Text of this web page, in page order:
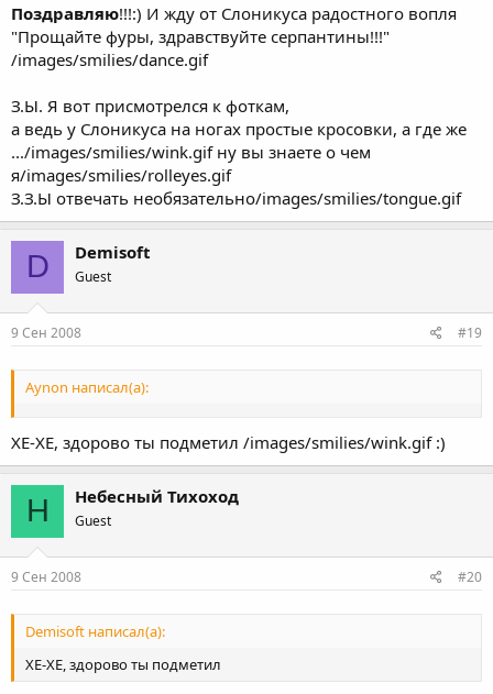
Поздравляю!!!:) И жду от Слоникуса радостного вопля
"Прощайте фуры, здравствуйте серпантины!!!"
/images/smilies/dance.gif
З.Ы. Я вот присмотрелся к фоткам,
а ведь у Слоникуса на ногах простые кросовки, а где же
.../images/smilies/wink.gif ну вы знаете о чем
я/images/smilies/rolleyes.gif
З.З.Ы отвечать необязательно/images/smilies/tongue.gif
D Demisoft
Guest
9 Сен 2008 #19
Aynon написал(а):
ХЕ-ХЕ, здорово ты подметил /images/smilies/wink.gif :)
Н Небесный Тихоход
Guest
9 Сен 2008 #20
Demisoft написал(а):
ХЕ-ХЕ, здорово ты подметил